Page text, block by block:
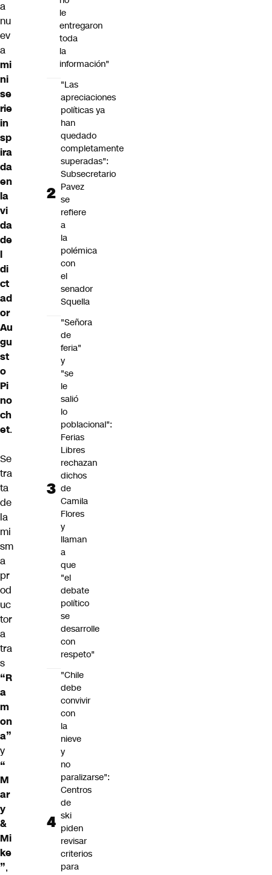
a
nu
ev
a
mi
ni
se
rie
in
sp
ira
da
en
la
vi
da
de
l
di
ct
ad
or
Au
gu
st
o
Pi
no
ch
et.
Se
tra
ta
de
la
mi
sm
a
pr
od
uc
tor
a
tra
s
“R
a
m
on
a”
y
“
M
ar
y
&
Mi
ke
”,
le
entregaron
toda
la
información"
"Las
apreciaciones
políticas ya
han
quedado
completamente
superadas":
Subsecretario
Pavez
se
refiere
a
la
polémica
con
el
senador
Squella
"Señora
de
feria"
y
"se
le
salió
lo
poblacional":
Ferias
Libres
rechazan
dichos
de
Camila
Flores
y
llaman
a
que
"el
debate
político
se
desarrolle
con
respeto"
"Chile
debe
convivir
con
la
nieve
y
no
paralizarse":
Centros
de
ski
piden
revisar
criterios
para